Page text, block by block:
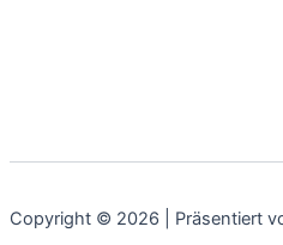
Copyright © 2026 | Präsentiert